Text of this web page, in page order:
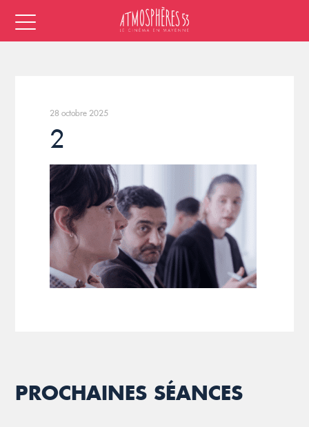
28 octobre 2025
2
PROCHAINES SÉANCES